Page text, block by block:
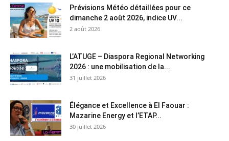
Prévisions Météo détaillées pour ce
dimanche 2 août 2026, indice UV...
2 août 2026
L’ATUGE – Diaspora Regional Networking
2026 : une mobilisation de la...
31 juillet 2026
Élégance et Excellence à El Faouar :
Mazarine Energy et l’ETAP...
30 juillet 2026